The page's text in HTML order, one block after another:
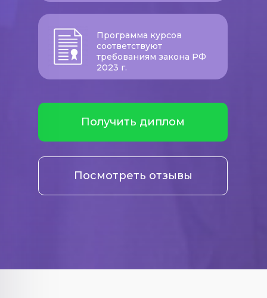
Получить диплом
Программа курсов
соответствуют
требованиям закона РФ
2023 г.
Посмотреть отзывы